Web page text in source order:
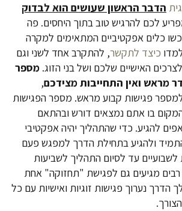
הדבר הראשון שעושים הוא לבדוק
לכם להרגיש טוב בתוך היחסים. פה
כלים אפקטיביים המתאימים למקרה
כיצד לתקשר, להתקרב אחד לשני וגם
האישיים שלכם ושל בני הזוג. מספר
מראש ואין התחייבות מצידכם,
פגישות קבוע מראש. מספר הפגישות
בו אתם נמצאים דורש ובהתאם
להגיע. כדי שהתהליך יהיה אפקטיבי
ולהגיע בתחילת הדרך למפגש פעם
עד לסיום התהליך לשביעות
רבים מגיעים גם לפגישת "תחזוקה" אחת
נערוך פגישות זוגיות ואישיות עם כל